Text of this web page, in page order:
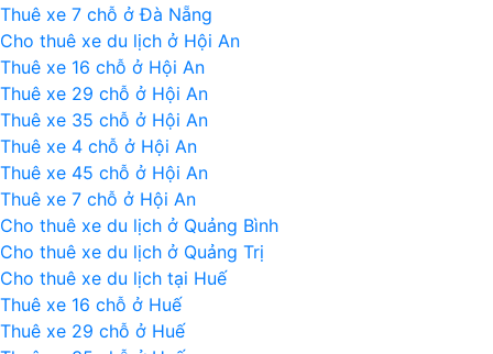
Thuê xe 7 chỗ ở Đà Nẵng
Cho thuê xe du lịch ở Hội An
Thuê xe 16 chỗ ở Hội An
Thuê xe 29 chỗ ở Hội An
Thuê xe 35 chỗ ở Hội An
Thuê xe 4 chỗ ở Hội An
Thuê xe 45 chỗ ở Hội An
Thuê xe 7 chỗ ở Hội An
Cho thuê xe du lịch ở Quảng Bình
Cho thuê xe du lịch ở Quảng Trị
Cho thuê xe du lịch tại Huế
Thuê xe 16 chỗ ở Huế
Thuê xe 29 chỗ ở Huế